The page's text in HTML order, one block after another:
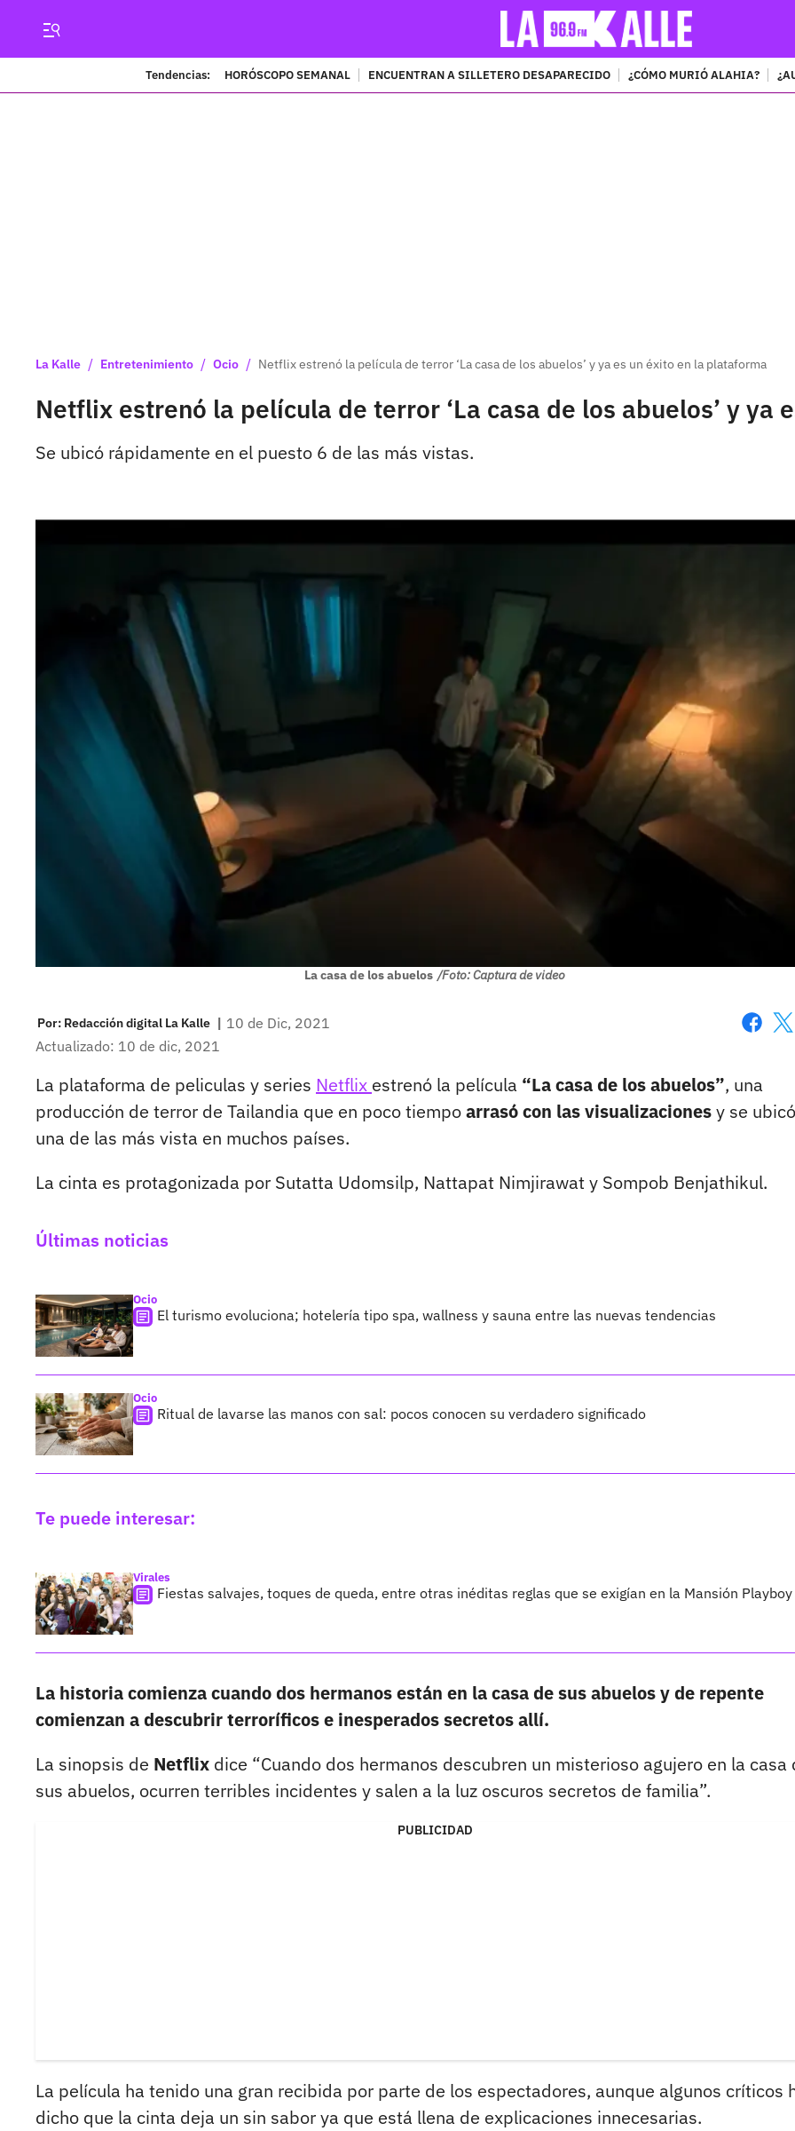
Tendencias: HORÓSCOPO SEMANAL ENCUENTRAN A SILLETERO DESAPARECIDO ¿CÓMO MURIÓ ALAHIA?
La Kalle / Entretenimiento / Ocio / Netflix estrenó la película de terror ‘La casa de los abuelos’ y ya es un éxito en la plataforma
Netflix estrenó la película de terror ‘La casa de los abuelos’ y ya
Se ubicó rápidamente en el puesto 6 de las más vistas.
La casa de los abuelos /Foto: Captura de video
Por: Redacción digital La Kalle | 10 de Dic, 2021
Actualizado: 10 de dic, 2021
La plataforma de peliculas y series Netflix estrenó la película “La casa de los abuelos”, una
producción de terror de Tailandia que en poco tiempoarrasó con las visualizacionesy se
una de las más vista en muchos países.
La cinta es protagonizada por Sutatta Udomsilp, Nattapat Nimjirawat y Sompob Benjathikul.
Últimas noticias
Ocio
El turismo evoluciona; hotelería tipo spa, wallness y sauna entre las nuevas tendencias
Ocio
Ritual de lavarse las manos con sal: pocos conocen su verdadero significado
Te puede interesar:
Virales
Fiestas salvajes, toques de queda, entre otras inéditas reglas que se exigían en la Mansión Playboy
La historia comienza cuando dos hermanos están en la casa de sus abuelos y de repente
comienzan a descubrir terroríficos e inesperados secretos allí.
La sinopsis de Netflix dice “Cuando dos hermanos descubren un misterioso agujero en la casa
sus abuelos, ocurren terribles incidentes y salen a la luz oscuros secretos de familia”.
PUBLICIDAD
La película ha tenido una gran recibida por parte de los espectadores, aunque algunos críticos
dicho que la cinta deja un sin sabor ya que está llena de explicaciones innecesarias.